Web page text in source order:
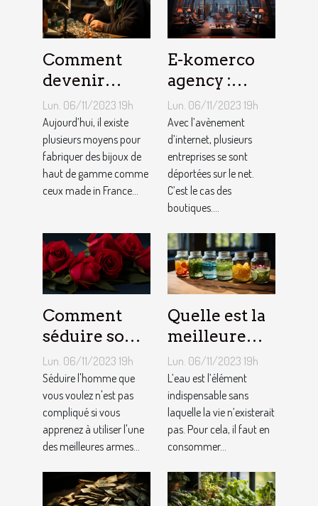
Comment
devenir
bijoutier-
joaillier ?
Lun. 06/11/2023 19h
Aujourd’hui, il existe
plusieurs moyens pour
fabriquer des bijoux de
haut de gamme comme
ceux made in France...
E-komerco
agency :
qu’est-ce que
c’est ?
Lun. 06/11/2023 19h
Avec l’avènement
d’internet, plusieurs
entreprises se sont
déportées sur le net.
C’est le cas des
boutiques....
Comment
séduire son
homme ?
Lun. 06/11/2023 19h
Séduire l'homme que
vous voulez n'est pas
compliqué si vous
apprenez à utiliser l'une
des meilleures armes...
Quelle est la
meilleure
quantité
d’eau qu’il
faut au
quotidien ?
Lun. 06/11/2023 19h
L’eau est l’élément
indispensable sans
laquelle la vie n’existerait
pas. Pour cela, il faut en
consommer...